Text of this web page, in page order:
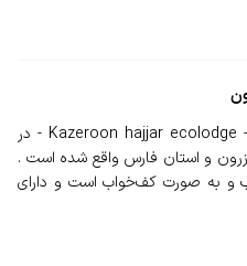
❇️ اقامتگاه بوم گردی حجار کازرون - Kazeroon hajjar ecolodge - در
و استان فارس واقع شده است .
تختخواب و به صورت کف‌خواب است و دارای